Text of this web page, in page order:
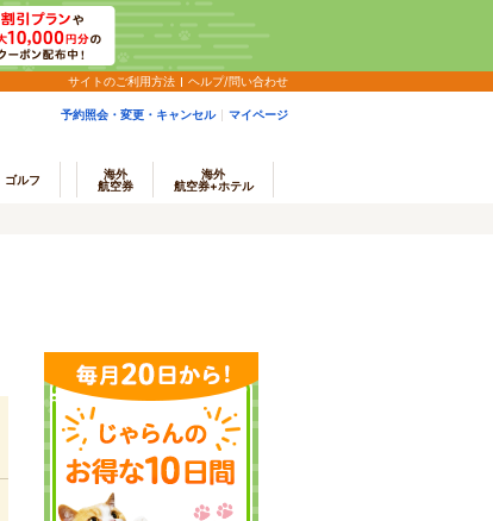
サイトのご利用方法 ヘルプ/問い合わせ
予約照会・変更・キャンセル マイページ
ゴルフ
海外
航空券
海外
航空券+ホテル